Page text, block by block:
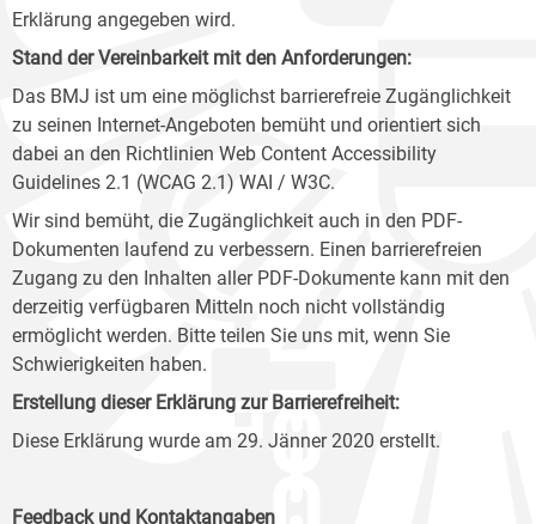
Erklärung angegeben wird.
Stand der Vereinbarkeit mit den Anforderungen:
Das BMJ ist um eine möglichst barrierefreie Zugänglichkeit
zu seinen Internet-Angeboten bemüht und orientiert sich
dabei an den Richtlinien Web Content Accessibility
Guidelines 2.1 (WCAG 2.1) WAI / W3C.
Wir sind bemüht, die Zugänglichkeit auch in den PDF-
Dokumenten laufend zu verbessern. Einen barrierefreien
Zugang zu den Inhalten aller PDF-Dokumente kann mit den
derzeitig verfügbaren Mitteln noch nicht vollständig
ermöglicht werden. Bitte teilen Sie uns mit, wenn Sie
Schwierigkeiten haben.
Erstellung dieser Erklärung zur Barrierefreiheit:
Diese Erklärung wurde am 29. Jänner 2020 erstellt.
Feedback und Kontaktangaben